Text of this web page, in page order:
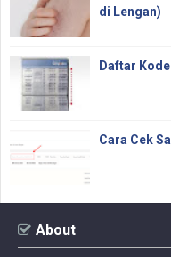
di Lengan)
Daftar
Cara Cek
About